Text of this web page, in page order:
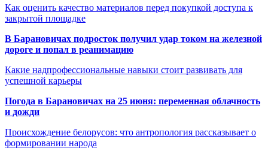
Как оценить качество материалов перед покупкой доступа к
закрытой площадке
В Барановичах подросток получил удар током на железной
дороге и попал в реанимацию
Какие надпрофессиональные навыки стоит развивать для
успешной карьеры
Погода в Барановичах на 25 июня: переменная облачность
и дожди
Происхождение белорусов: что антропология рассказывает о
формировании народа